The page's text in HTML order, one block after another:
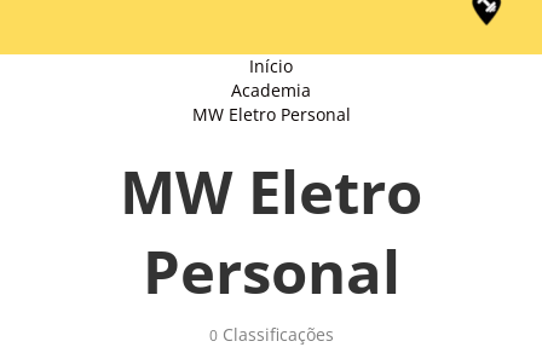
Início
Academia
MW Eletro Personal
MW Eletro
Personal
0Classificações